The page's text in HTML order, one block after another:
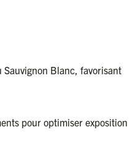
Blanc, favorisant
pour optimiser exposition